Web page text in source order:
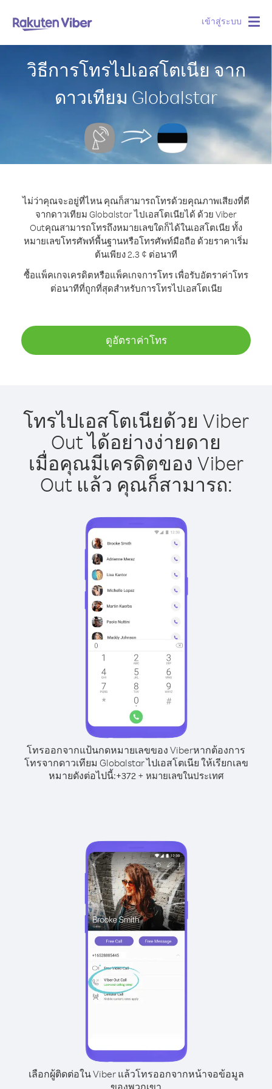
เข้าสู่ระบบ
วิธีการโทรไปเอสโตเนีย จาก
ดาวเทียม Globalstar
ไม่ว่าคุณจะอยู่ที่ไหน คุณก็สามารถโทรด้วยคุณภาพเสียงที่ดี
จากดาวเทียม Globalstar ไปเอสโตเนียได้ ด้วย Viber
Outคุณสามารถโทรถึงหมายเลขใดก็ได้ในเอสโตเนีย ทั้ง
หมายเลขโทรศัพท์พื้นฐานหรือโทรศัพท์มือถือ ด้วยราคาเริ่ม
ต้นเพียง 2.3 ¢ ต่อนาที
ซื้อแพ็คเกจเครดิตหรือแพ็คเกจการโทร เพื่อรับอัตราค่าโทร
ต่อนาทีที่ถูกที่สุดสำหรับการโทรไปเอสโตเนีย
ดูอัตราค่าโทร
โทรไปเอสโตเนียด้วย Viber
Out ได้อย่างง่ายดาย
เมื่อคุณมีเครดิตของ Viber
Out แล้ว คุณก็สามารถ:
โทรออกจากแป้นกดหมายเลขของ Viberหากต้องการ
โทรจากดาวเทียม Globalstar ไปเอสโตเนีย ให้เรียกเลข
หมายดังต่อไปนี้:+372+ หมายเลขในประเทศ
เลือกผู้ติดต่อใน Viber แล้วโทรออกจากหน้าจอข้อมูล
ของพวกเขา